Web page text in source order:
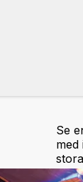
Se